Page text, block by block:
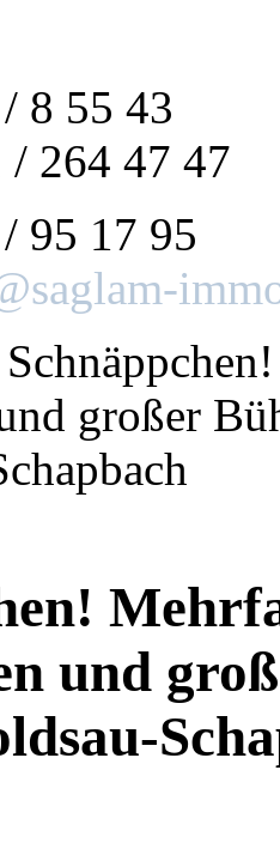
8 55 43
264 47 47
95 17 95
großer
und